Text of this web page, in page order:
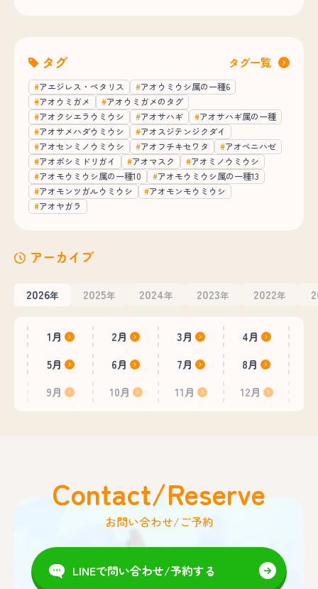
タグ タグ一覧
アエジレス・ペタリス
アオウミウシ属の一種6
アオウミガメ
アオウミガメのタグ
アオクシエラウミウシ
アオサハギ
アオサハギ属の一種
アオサメハダウミウシ
アオスジテンジクダイ
アオセンミノウミウシ
アオフチキセワタ
アオベニハゼ
アオボシミドリガイ
アオマスク
アオミノウミウシ
アオモウミウシ属の一種10
アオモウミウシ属の一種13
アオモンツガルウミウシ
アオモンモウミウシ
アオヤガラ
アーカイブ
2026年 2025年 2024年 2023年 2022年
1月 2月 3月
4月
5月
6月 7月
8月
9月
10月 11月 12月
Contact/Reserve
お問い合わせ/ご予約
LINEで問い合わせ/予約する